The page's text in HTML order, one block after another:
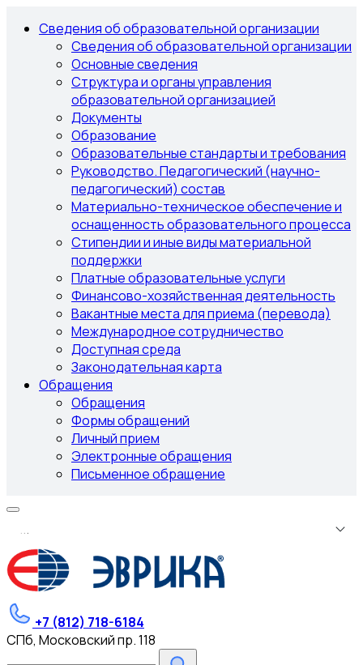
Сведения об образовательной организации
Сведения об образовательной организации
Основные сведения
Структура и органы управления
образовательной организацией
Документы
Образование
Образовательные стандарты и требования
Руководство. Педагогический (научно-
педагогический) состав
Материально-техническое обеспечение и
оснащенность образовательного процесса
Стипендии и иные виды материальной
поддержки
Платные образовательные услуги
Финансово-хозяйственная деятельность
Вакантные места для приема (перевода)
Международное сотрудничество
Доступная среда
Законодательная карта
Обращения
Обращения
Формы обращений
Личный прием
Электронные обращения
Письменное обращение
...
+7 (812) 718-6184
СПб, Московский пр. 118